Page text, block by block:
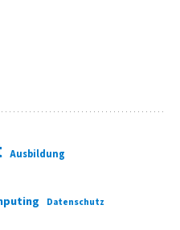
Ausbildung
Datenschutz